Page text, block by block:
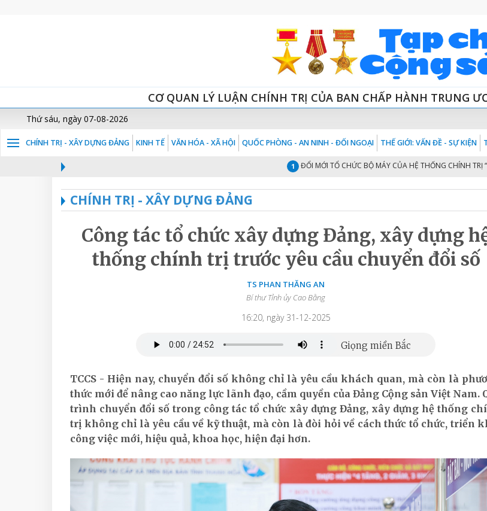
CƠ QUAN LÝ LUẬN CHÍNH TRỊ CỦA BAN CHẤP HÀNH TRUNG
Thứ sáu, ngày 07-08-2026
CHÍNH TRỊ - XÂY DỰNG ĐẢNG KINH TẾ VĂN HÓA - XÃ HỘI QUỐC PHÒNG - AN NINH - ĐỐI NGOẠI THẾ GIỚI: VẤN ĐỀ - SỰ KIỆN
ĐỔI MỚI TỔ CHỨC BỘ MÁY CỦA HỆ THỐNG CHÍNH TRỊ
CHÍNH TRỊ - XÂY DỰNG ĐẢNG
Công tác tổ chức xây dựng Đảng, xây dựng
thống chính trị trước yêu cầu chuyển đổi số
TS PHAN THĂNG AN
Bí thư Tỉnh ủy Cao Bằng
16:20, ngày 31-12-2025
TCCS - Hiện nay, chuyển đổi số không chỉ là yêu cầu khách quan, mà còn là
thức mới để nâng cao năng lực lãnh đạo, cầm quyền của Đảng Cộng sản Việt Nam.
trình chuyển đổi số trong công tác tổ chức xây dựng Đảng, xây dựng hệ thống
trị không chỉ là yêu cầu về kỹ thuật, mà còn là đòi hỏi về cách thức tổ chức, triển
công việc mới, hiệu quả, khoa học, hiện đại hơn.